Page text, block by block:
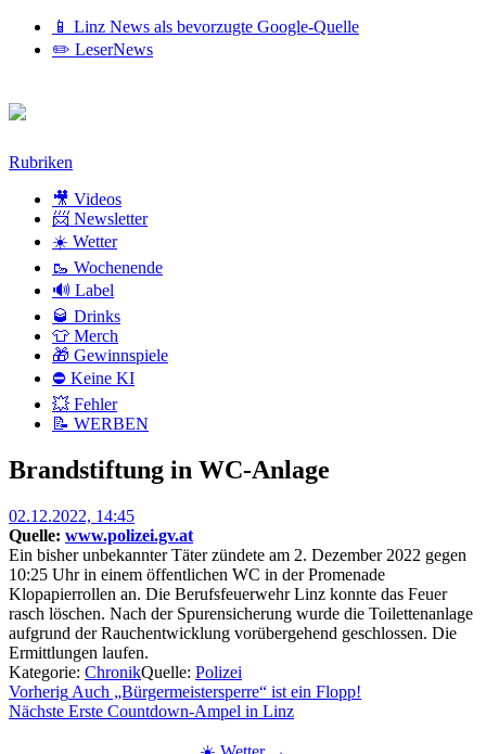
📱 Linz News als bevorzugte Google-Quelle
✏️ LeserNews
Zum
Rubriken
🎥 Videos
📨 Newsletter
☀️ Wetter
🥾 Wochenende
🔊 Label
🥃 Drinks
👕 Merch
🎁 Gewinnspiele
⛔ Keine KI
💥 Fehler
📝 WERBEN
Brandstiftung in WC-Anlage
Posted
on
02.12.2022, 14:45
Quelle: www.polizei.gv.at
Ein bisher unbekannter Täter zündete am 2. Dezember 2022 gegen
10:25 Uhr in einem öffentlichen WC in der Promenade
Klopapierrollen an. Die Berufsfeuerwehr Linz konnte das Feuer
rasch löschen. Nach der Spurensicherung wurde die Toilettenanlage
aufgrund der Rauchentwicklung vorübergehend geschlossen. Die
Ermittlungen laufen.
Kategorie: ChronikQuelle: Polizei
Beitragsnavigation
Vorherig Auch „Bürgermeistersperre“ ist ein Flopp!
Nächste Erste Countdown-Ampel in Linz